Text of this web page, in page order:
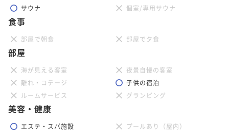
サウナ
個室/専用サウナ
食事
部屋で朝食 部屋で夕食
部屋
海が見える客室
夜景自慢の客室
離れ・コテージ
子供の宿泊
ルームサービス
グランピング
美容・健康
エステ・スパ施設
プールあり（屋内）